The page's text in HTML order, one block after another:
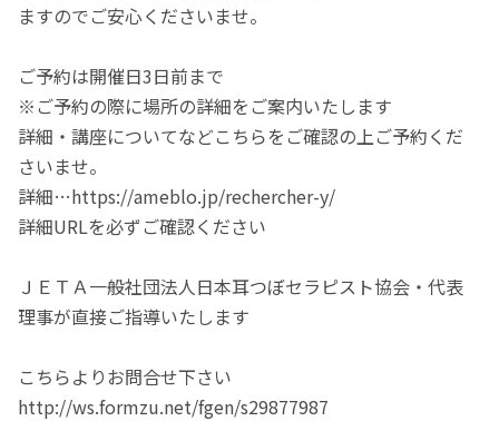
ますのでご安心くださいませ。
ご予約は開催日3日前まで
※ご予約の際に場所の詳細をご案内いたします
詳細・講座についてなどこちらをご確認の上ご予約くだ
さいませ。
詳細…https://ameblo.jp/rechercher-y/
詳細URLを必ずご確認ください
ＪＥＴＡ一般社団法人日本耳つぼセラピスト協会・代表
理事が直接ご指導いたします
こちらよりお問合せ下さい
http://ws.formzu.net/fgen/s29877987